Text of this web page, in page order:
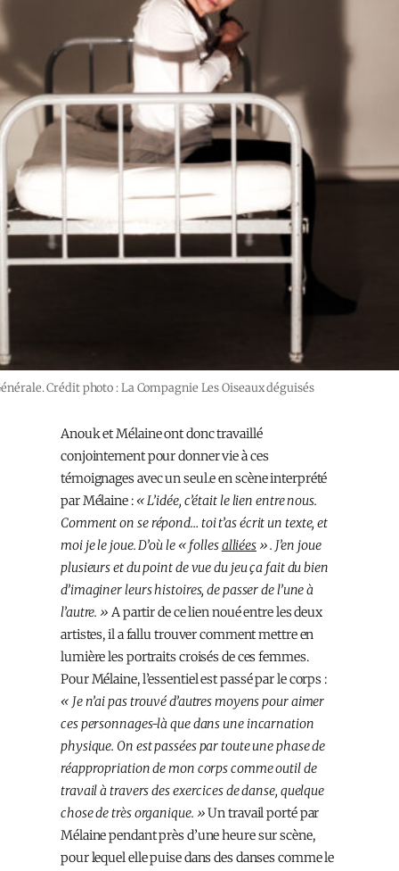
Crédit photo : La Compagnie Les Oiseaux déguisés
Anouk et Mélaine ont donc travaillé
conjointement pour donner vie à ces
témoignages avec un seul.e en scène interprété
par Mélaine :« L’idée, c’était le lien entre nous.
Comment on se répond… toi t’as écrit un texte, et
moi je le joue. D’où le « follesalliées ». J’en joue
plusieurs et du point de vue du jeu ça fait du bien
d’imaginer leurs histoires, de passer de l’une à
l’autre. » A partir de ce lien noué entre les deux
artistes, il a fallu trouver comment mettre en
lumière les portraits croisés de ces femmes.
Pour Mélaine, l’essentiel est passé par le corps :
« Je n’ai pas trouvé d’autres moyens pour aimer
ces personnages-là que dans une incarnation
physique. On est passées par toute une phase de
réappropriation de mon corps comme outil de
travail à travers des exercices de danse, quelque
chose de très organique. »Un travail porté par
Mélaine pendant près d’une heure sur scène,
pour lequel elle puise dans des danses comme le